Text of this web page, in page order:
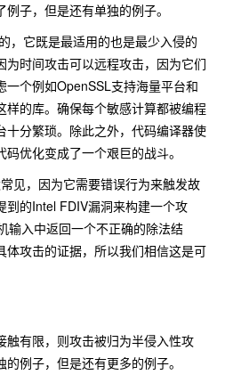
子，但是还有单独的例子。
，它既是最适用的也是最少入侵的
为时间攻击可以远程攻击，因为它们
一个例如OpenSSL支持海量平台和
样的库。确保每个敏感计算都被编程
十分繁琐。除此之外，代码编译器使
优化变成了一个艰巨的战斗。
见，因为它需要错误行为来触发故
到的Intel FDIV漏洞来构建一个攻
输入中返回一个不正确的除法结
体攻击的证据，所以我们相信这是可
触有限，则攻击被归为半侵入性攻
例子，但是还有更多的例子。